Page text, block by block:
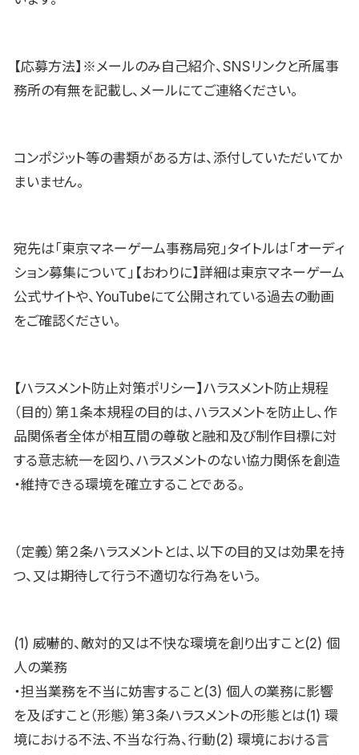
【応募方法】※メールのみ自己紹介、SNSリンクと所属事
務所の有無を記載し、メールにてご連絡ください。
コンポジット等の書類がある方は、添付していただいてか
まいません。
宛先は「東京マネーゲーム事務局宛」タイトルは「オーディ
ション募集について」【おわりに】詳細は東京マネーゲーム
公式サイトや、YouTubeにて公開されている過去の動画
をご確認ください。
【ハラスメント防止対策ポリシー】ハラスメント防止規程
（目的）第１条本規程の目的は、ハラスメントを防止し、作
品関係者全体が相互間の尊敬と融和及び制作目標に対
する意志統一を図り、ハラスメントのない協力関係を創造
・維持できる環境を確立することである。
（定義）第２条ハラスメントとは、以下の目的又は効果を持
つ、又は期待して行う不適切な行為をいう。
(1) 威嚇的、敵対的又は不快な環境を創り出すこと(2) 個
人の業務
・担当業務を不当に妨害すること(3) 個人の業務に影響
を及ぼすこと（形態）第３条ハラスメントの形態とは(1) 環
境における不法、不当な行為、行動(2) 環境における言